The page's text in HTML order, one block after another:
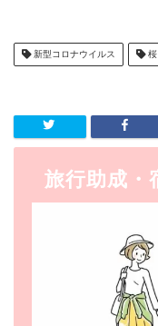
新型コロナウイルス 桜
旅行助成・